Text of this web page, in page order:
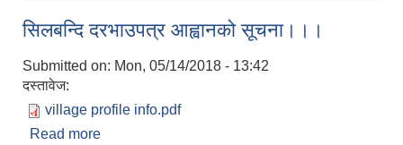
सिलबन्दि दरभाउपत्र आह्वानको सूचना।।।
Submitted on: Mon, 05/14/2018 - 13:42
दस्तावेज:
village profile info.pdf
Read more